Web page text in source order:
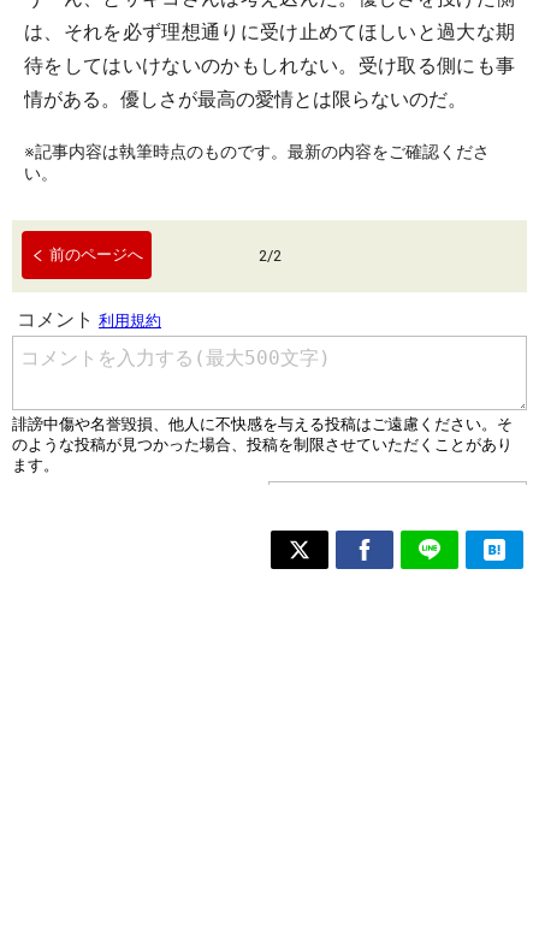
は、それを必ず理想通りに受け止めてほしいと過大な期
待をしてはいけないのかもしれない。受け取る側にも事
情がある。優しさが最高の愛情とは限らないのだ。
※記事内容は執筆時点のものです。最新の内容をご確認くださ
い。
前のページへ 2/2